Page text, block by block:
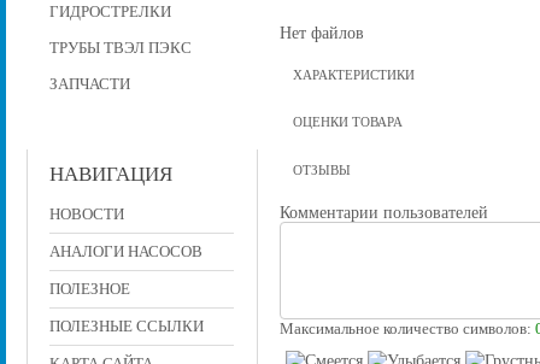
ГИДРОСТРЕЛКИ
ТРУБЫ ТВЭЛ ПЭКС
ЗАПЧАСТИ
НАВИГАЦИЯ
НОВОСТИ
АНАЛОГИ НАСОСОВ
ПОЛЕЗНОЕ
ПОЛЕЗНЫЕ ССЫЛКИ
Нет файлов
ХАРАКТЕРИСТИКИ
ОЦЕНКИ ТОВАРА
ОТЗЫВЫ
Комментарии пользователей
Максимальное количество символов: